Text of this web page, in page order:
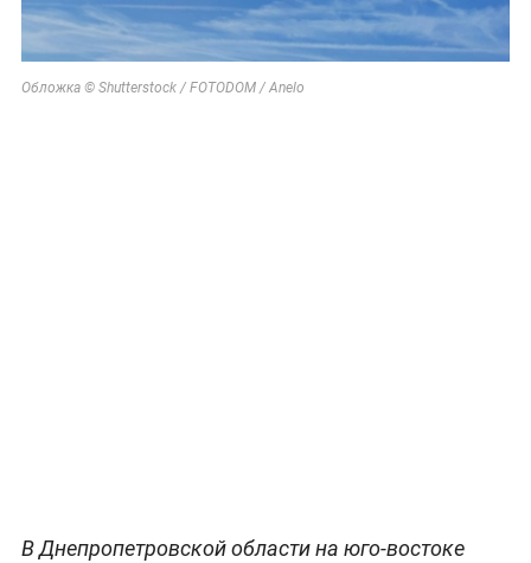
Обложка © Shutterstock / FOTODOM / Anelo
В Днепропетровской области на юго-востоке